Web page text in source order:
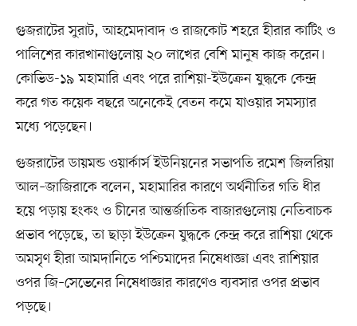
গুজরাটের সুরাট, আহমেদাবাদ ও রাজকোট শহরে হীরার কাটিং ও
পালিশের কারখানাগুলোয় ২০ লাখের বেশি মানুষ কাজ করেন।
কোভিড-১৯ মহামারি এবং পরে রাশিয়া-ইউক্রেন যুদ্ধকে কেন্দ্র
করে গত কয়েক বছরে অনেকেই বেতন কমে যাওয়ার সমস্যার
মধ্যে পড়েছেন।
গুজরাটের ডায়মন্ড ওয়ার্কার্স ইউনিয়নের সভাপতি রমেশ জিলরিয়া
আল–জাজিরাকে বলেন, মহামারির কারণে অর্থনীতির গতি ধীর
হয়ে পড়ায় হংকং ও চীনের আন্তর্জাতিক বাজারগুলোয় নেতিবাচক
প্রভাব পড়েছে, তা ছাড়া ইউক্রেন যুদ্ধকে কেন্দ্র করে রাশিয়া থেকে
অমসৃণ হীরা আমদানিতে পশ্চিমাদের নিষেধাজ্ঞা এবং রাশিয়ার
ওপর জি–সেভেনের নিষেধাজ্ঞার কারণেও ব্যবসার ওপর প্রভাব
পড়ছে।